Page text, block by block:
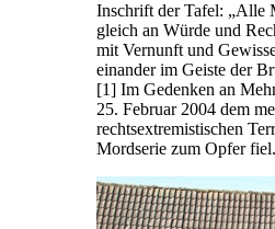
Inschrift der Tafel: „Alle
gleich an Würde und
mit Vernunft und
einander im Geiste der
[1] Im Gedenken an
25. Februar 2004 dem
rechtsextremistischen
Mordserie zum Opfer